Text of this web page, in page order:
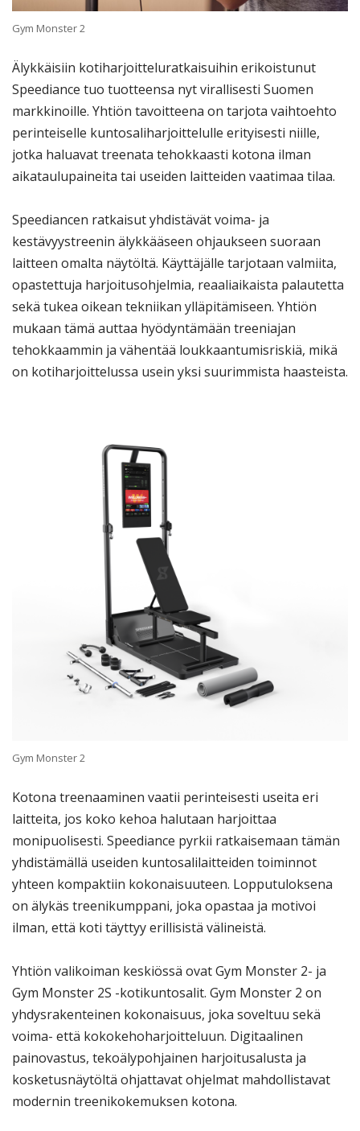
Gym Monster 2
Älykkäisiin kotiharjoitteluratkaisuihin erikoistunut
Speediance tuo tuotteensa nyt virallisesti Suomen
markkinoille. Yhtiön tavoitteena on tarjota vaihtoehto
perinteiselle kuntosaliharjoittelulle erityisesti niille,
jotka haluavat treenata tehokkaasti kotona ilman
aikataulupaineita tai useiden laitteiden vaatimaa tilaa.
Speediancen ratkaisut yhdistävät voima- ja
kestävyystreenin älykkääseen ohjaukseen suoraan
laitteen omalta näytöltä. Käyttäjälle tarjotaan valmiita,
opastettuja harjoitusohjelmia, reaaliaikaista palautetta
sekä tukea oikean tekniikan ylläpitämiseen. Yhtiön
mukaan tämä auttaa hyödyntämään treeniajan
tehokkaammin ja vähentää loukkaantumisriskiä, mikä
on kotiharjoittelussa usein yksi suurimmista haasteista.
Gym Monster 2
Kotona treenaaminen vaatii perinteisesti useita eri
laitteita, jos koko kehoa halutaan harjoittaa
monipuolisesti. Speediance pyrkii ratkaisemaan tämän
yhdistämällä useiden kuntosalilaitteiden toiminnot
yhteen kompaktiin kokonaisuuteen. Lopputuloksena
on älykäs treenikumppani, joka opastaa ja motivoi
ilman, että koti täyttyy erillisistä välineistä.
Yhtiön valikoiman keskiössä ovat Gym Monster 2- ja
Gym Monster 2S -kotikuntosalit. Gym Monster 2 on
yhdysrakenteinen kokonaisuus, joka soveltuu sekä
voima- että kokokehoharjoitteluun. Digitaalinen
painovastus, tekoälypohjainen harjoitusalusta ja
kosketusnäytöltä ohjattavat ohjelmat mahdollistavat
modernin treenikokemuksen kotona.